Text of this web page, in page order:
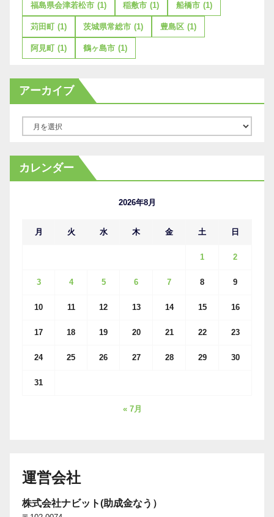
福島県会津若松市 (1) 稲敷市 (1) 船橋市 (1)
苅田町 (1) 茨城県常総市 (1) 豊島区 (1)
阿見町 (1) 鶴ヶ島市 (1)
アーカイブ
カ
イ
カレンダー
2026年8月
月 火 水 木 金 土 日
1 2
3 4 5 6 7 8 9
10 11 12 13 14 15 16
17 18 19 20 21 22 23
24 25 26 27 28 29 30
31
« 7月
運営会社
株式会社ナビット(助成金なう）